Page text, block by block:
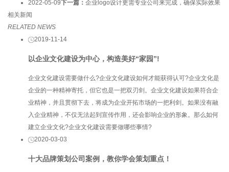
2022-05-09下一篇： 企业logo设计更需专业公司来完成，确保实际效果
相关新闻
RELATED NEWS
2019-11-14
以企业文化建设为中心，构造美好“家园”!
企业文化建设需要做什么?企业文化建设如何才能获得认可?企业文化是
企业的一种精神寄托，但它也是一把双刃剑。企业文化建设如果符合企
业精神，并且贯彻下去，将成为企业开拓市场的一把利剑。如果没有融
入企业精神，不仅无法起到宣传作用，还会影响企业的形象。那么如何
建立企业文化?企业文化建设需要做哪些事情?
2020-03-03
十大品牌策划公司案例，教你学会策划重点！